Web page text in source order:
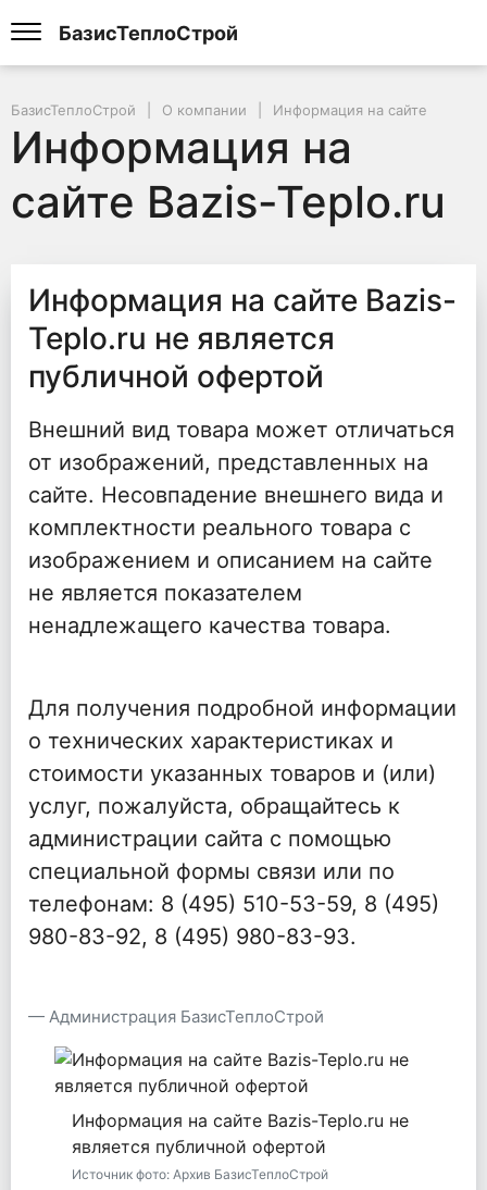
БазисТеплоСтрой
БазисТеплоСтрой О компании Информация на сайте
Информация на
сайте Bazis-Teplo.ru
Информация на сайте Bazis-
Teplo.ru не является
публичной офертой
Внешний вид товара может отличаться
от изображений, представленных на
сайте. Несовпадение внешнего вида и
комплектности реального товара с
изображением и описанием на сайте
не является показателем
ненадлежащего качества товара.
Для получения подробной информации
о технических характеристиках и
стоимости указанных товаров и (или)
услуг, пожалуйста, обращайтесь к
администрации сайта с помощью
специальной формы связи или по
телефонам: 8 (495) 510-53-59, 8 (495)
980-83-92, 8 (495) 980-83-93.
Администрация БазисТеплоСтрой
Информация на сайте Bazis-Teplo.ru не
является публичной офертой
Источник фото: Архив БазисТеплоСтрой